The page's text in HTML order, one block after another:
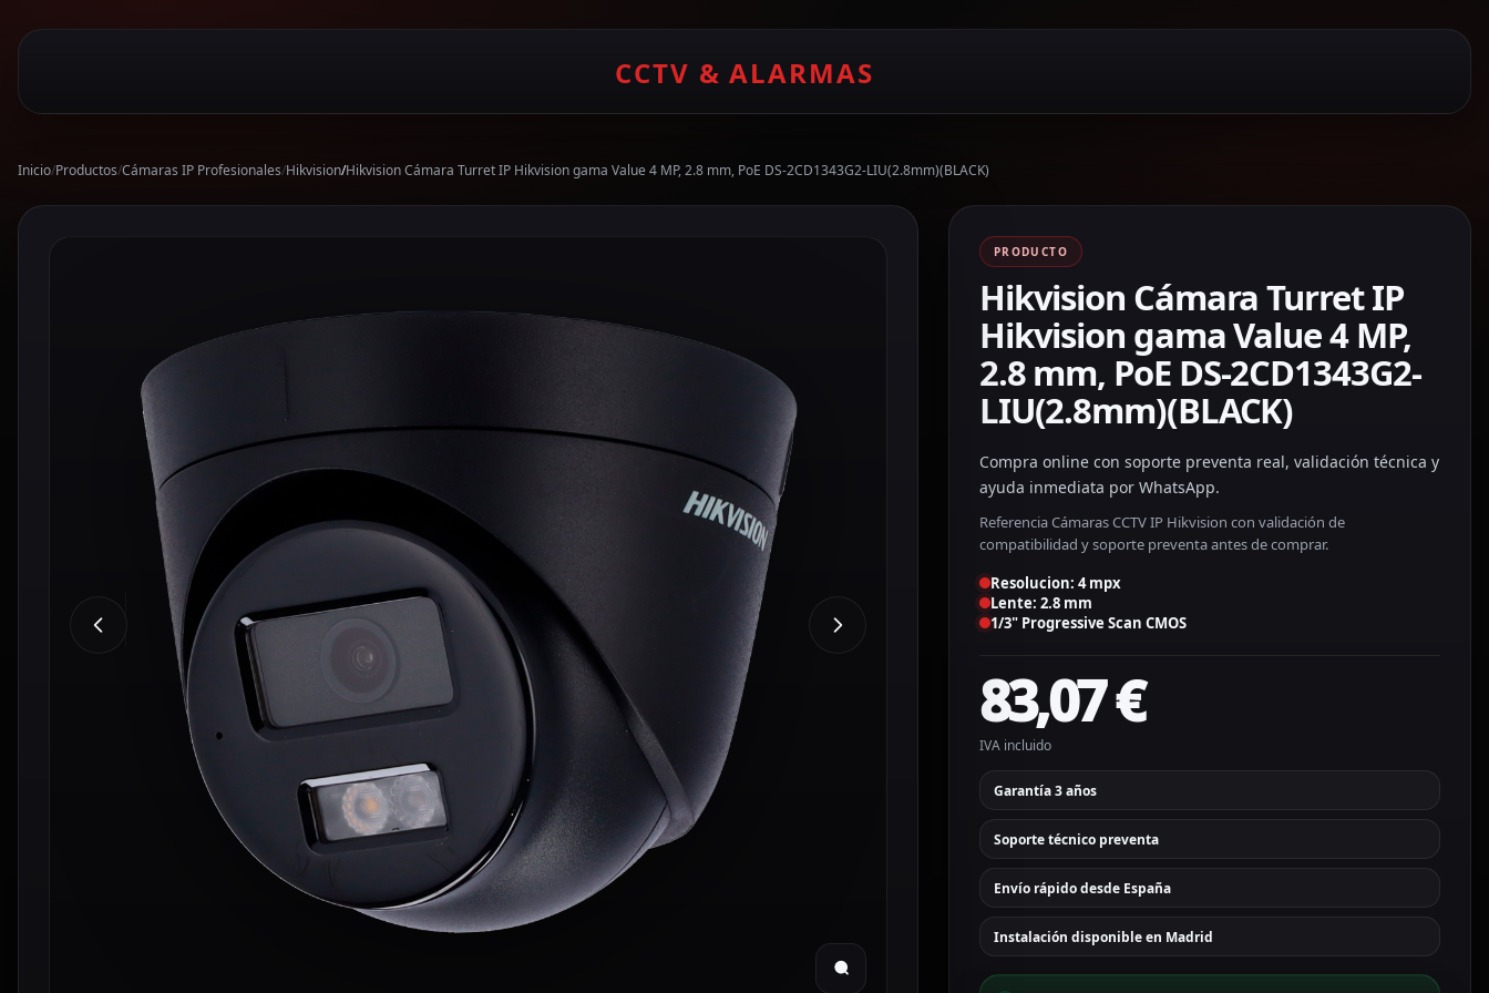
CCTV & ALARMAS
Inicio/Productos/Cámaras IP Profesionales/Hikvision/Hikvision Cámara Turret IP Hikvision gama Value 4 MP, 2.8 mm, PoE DS-2CD1343G2-LIU(2.8mm)(BLACK)
PRODUCTO
Hikvision Cámara Turret IP
Hikvision gama Value 4 MP,
2.8 mm, PoE DS-2CD1343G2-
LIU(2.8mm)(BLACK)
Compra online con soporte preventa real, validación técnica y
ayuda inmediata por WhatsApp.
Referencia Cámaras CCTV IP Hikvision con validación de
compatibilidad y soporte preventa antes de comprar.
Resolucion: 4 mpx
Lente: 2.8 mm
1/3" Progressive Scan CMOS
83,07€
IVA incluido
Garantía 3 años
Soporte técnico preventa
Envío rápido desde España
Instalación disponible en Madrid